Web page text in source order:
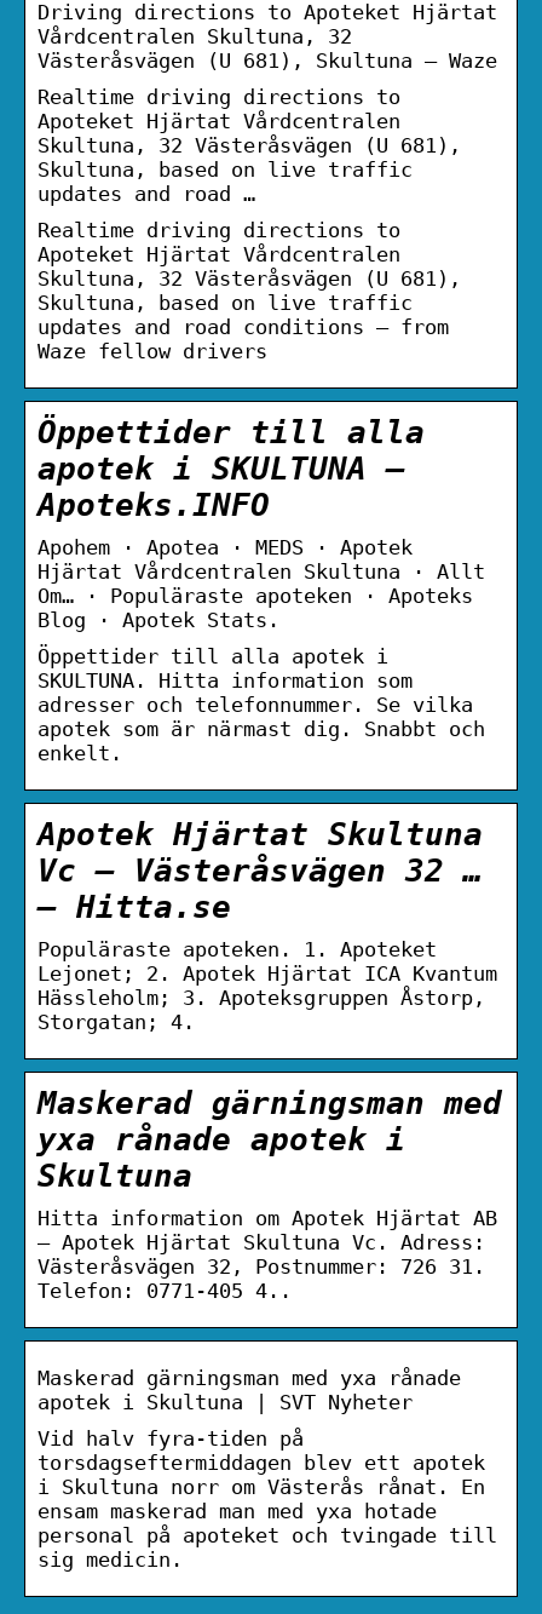
Driving directions to Apoteket Hjärtat
Vårdcentralen Skultuna, 32
Västeråsvägen (U 681), Skultuna – Waze
Realtime driving directions to
Apoteket Hjärtat Vårdcentralen
Skultuna, 32 Västeråsvägen (U 681),
Skultuna, based on live traffic
updates and road …
Realtime driving directions to
Apoteket Hjärtat Vårdcentralen
Skultuna, 32 Västeråsvägen (U 681),
Skultuna, based on live traffic
updates and road conditions – from
Waze fellow drivers
Öppettider till alla
apotek i SKULTUNA –
Apoteks.INFO
Apohem · Apotea · MEDS · Apotek
Hjärtat Vårdcentralen Skultuna · Allt
Om… · Populäraste apoteken · Apoteks
Blog · Apotek Stats.
Öppettider till alla apotek i
SKULTUNA. Hitta information som
adresser och telefonnummer. Se vilka
apotek som är närmast dig. Snabbt och
enkelt.
Apotek Hjärtat Skultuna
Vc – Västeråsvägen 32 …
– Hitta.se
Populäraste apoteken. 1. Apoteket
Lejonet; 2. Apotek Hjärtat ICA Kvantum
Hässleholm; 3. Apoteksgruppen Åstorp,
Storgatan; 4.
Maskerad gärningsman med
yxa rånade apotek i
Skultuna
Hitta information om Apotek Hjärtat AB
– Apotek Hjärtat Skultuna Vc. Adress:
Västeråsvägen 32, Postnummer: 726 31.
Telefon: 0771-405 4..
Maskerad gärningsman med yxa rånade
apotek i Skultuna | SVT Nyheter
Vid halv fyra-tiden på
torsdagseftermiddagen blev ett apotek
i Skultuna norr om Västerås rånat. En
ensam maskerad man med yxa hotade
personal på apoteket och tvingade till
sig medicin.